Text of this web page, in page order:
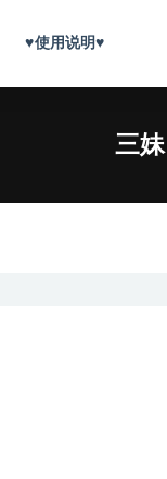
♥使用说明♥
三妹